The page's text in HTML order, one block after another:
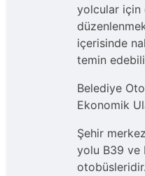
yolcular için
içerisinde
temin
Belediye
Ekonomik
Şehir
yolu B39 ve